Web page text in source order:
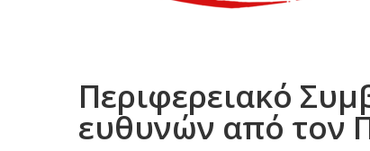
Περιφερειακό
ευθυνών από τον